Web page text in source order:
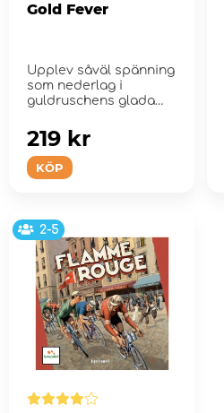
Gold Fever
Upplev såväl spänning
som nederlag i
guldruschens glada
KÖP
219 kr
2-5